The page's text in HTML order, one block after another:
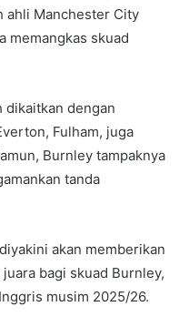
ahli Manchester City
memangkas skuad
dikaitkan dengan
Fulham, juga
Burnley tampaknya
tanda
akan memberikan
bagi skuad Burnley,
musim 2025/26.